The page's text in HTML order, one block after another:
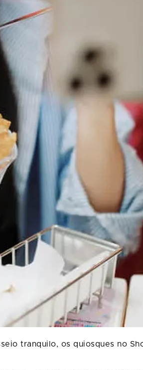
tranquilo, os quiosques no